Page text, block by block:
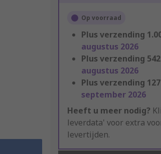
Op voorraad
Plus verzending
augustus 2026
Plus verzending 542
augustus 2026
Plus verzending 127
september 2026
Heeft u meer nodig?
leverdata' voor extra
levertijden.